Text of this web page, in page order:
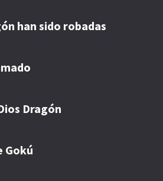
han sido robadas
Dragón
Gokú